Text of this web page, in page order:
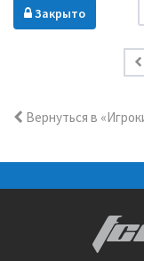
Закрыто
Вернуться в